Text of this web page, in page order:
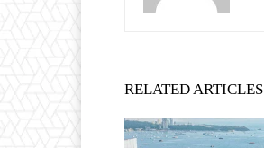
RELATED ARTICLES